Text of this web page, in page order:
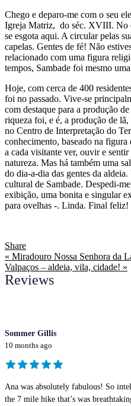
Chego e deparo-me com o seu
Igreja Matriz, do séc. XVIII. No
se esgota aqui. A circular pelas
capelas. Gentes de fé! Não
relacionado com uma figura
tempos, Sambade foi mesmo
Hoje, com cerca de 400
foi no passado. Vive-se
com destaque para a produção
riqueza foi, e é, a produção de
no Centro de Interpretação do
conhecimento, baseado na
a cada visitante ver, ouvir e
natureza. Mas há também uma
do dia-a-dia das gentes da
cultural de Sambade. Despedi-
exibição, uma bonita e singular
para ovelhas -. Linda. Final feliz!
Share
« Miradouro Nossa Senhora da
Valpaços – aldeia, vila, cidade! »
Reviews
Sommer Gillis
10 months ago
Ana was absolutely fabulous! So
the 7 mile hike that’s was